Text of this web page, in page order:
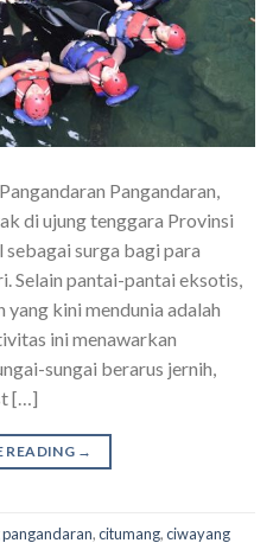
Pangandaran,
di ujung tenggara Provinsi
sebagai surga bagi para
Selain pantai-pantai eksotis,
kini mendunia adalah
ini menawarkan
sungai berarus jernih,
[…]
READING →
,citumang,ciwayang